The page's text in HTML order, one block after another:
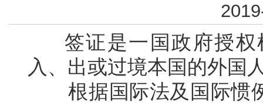
签证是一国政府授权
入、出或过境本国的外国
根据国际法及国际惯